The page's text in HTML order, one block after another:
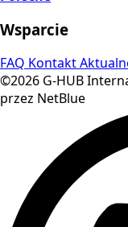
Wsparcie
FAQ Kontakt
©2026 G-HUB
przez NetBlue